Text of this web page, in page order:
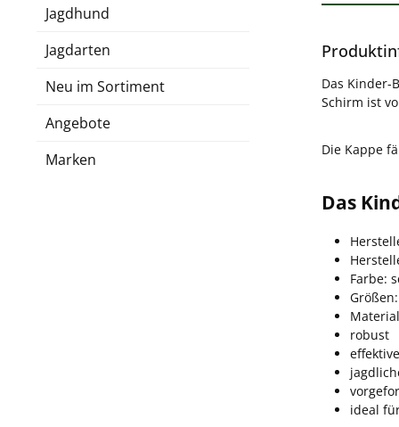
Jagdhund
Jagdarten
Neu im Sortiment
Angebote
Marken
Das Kinder-
Schirm ist
Die Kappe
Das
Farbe:
robust
ideal